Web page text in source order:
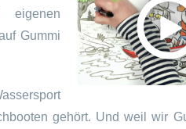
eigenen
Gummi
gehört. Und weil wir